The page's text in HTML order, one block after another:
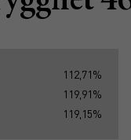
112,71%
119,91%
119,15%